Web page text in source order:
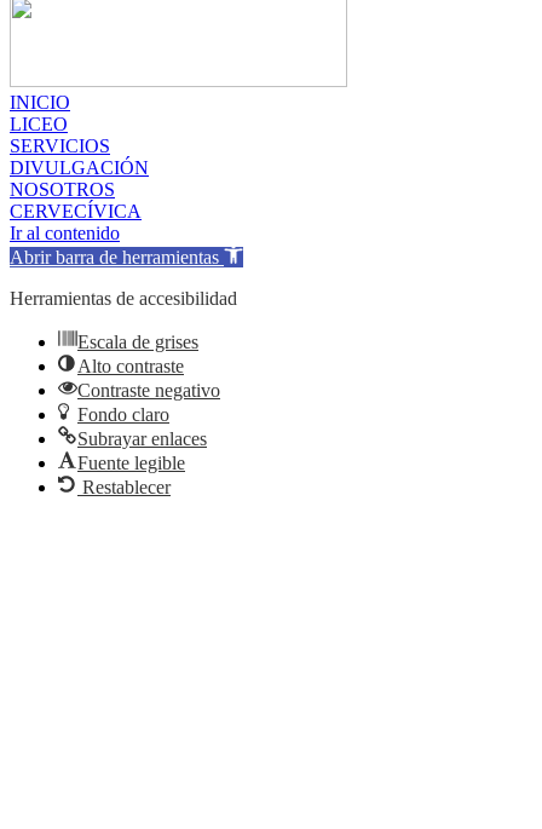
INICIO
LICEO
SERVICIOS
DIVULGACIÓN
NOSOTROS
CERVECÍVICA
Ir al contenido
Abrir barra de herramientas
Herramientas de accesibilidad
Escala de grises
Alto contraste
Contraste negativo
Fondo claro
Subrayar enlaces
Fuente legible
Restablecer